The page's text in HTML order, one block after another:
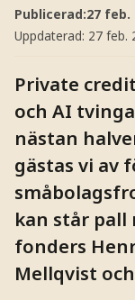
Publicerad:27 feb.
Uppdaterad: 27 feb.
Private
och AI
nästan
gästas vi av
kan står pall
fonders
Mellqvist